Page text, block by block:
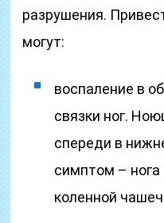
разрушения.
могут:
воспаление в
связки ног.
спереди в
симптом – нога
коленной